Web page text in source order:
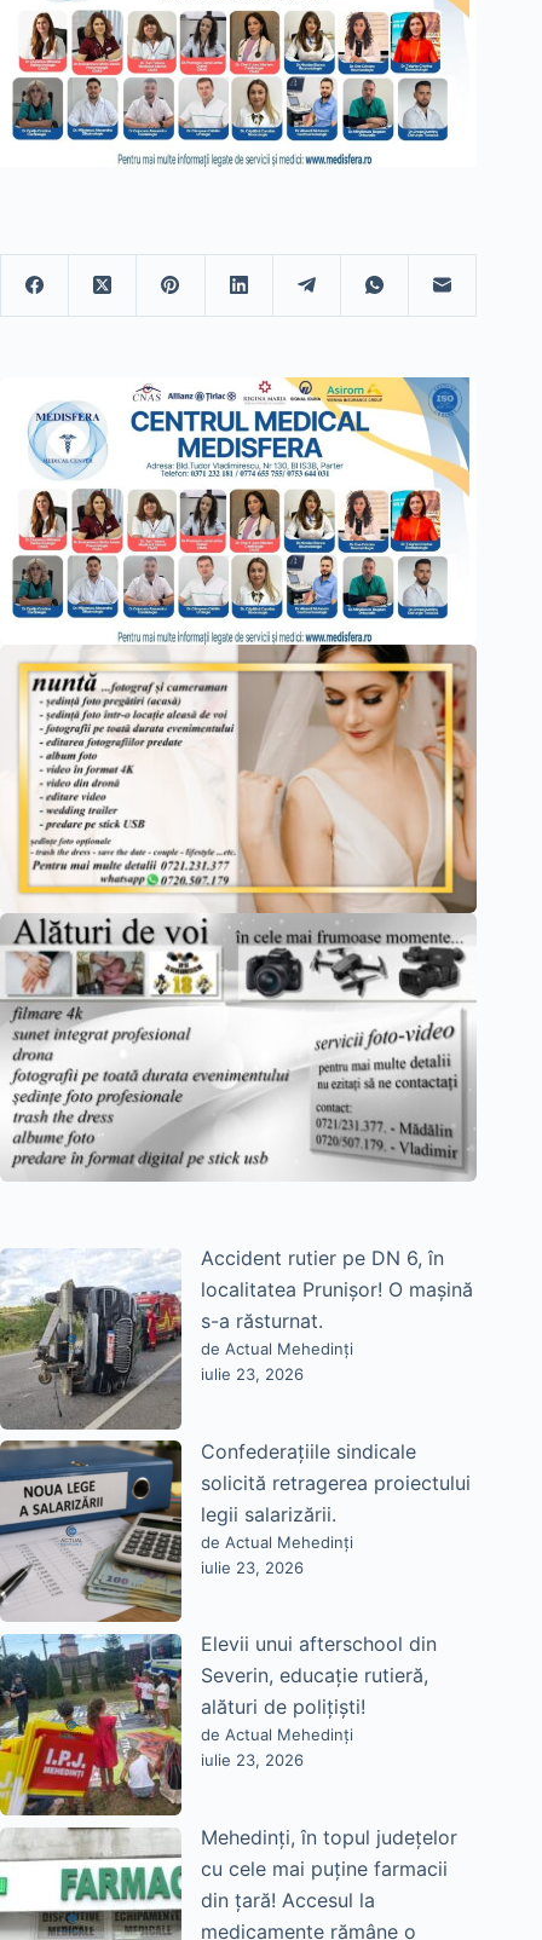
Accident rutier pe DN 6, în
localitatea Prunișor! O mașină
s-a răsturnat.
de Actual Mehedinți
iulie 23, 2026
Confederațiile sindicale
solicită retragerea proiectului
legii salarizării.
de Actual Mehedinți
iulie 23, 2026
Elevii unui afterschool din
Severin, educație rutieră,
alături de polițiști!
de Actual Mehedinți
iulie 23, 2026
Mehedinți, în topul județelor
cu cele mai puține farmacii
din țară! Accesul la
medicamente rămâne o